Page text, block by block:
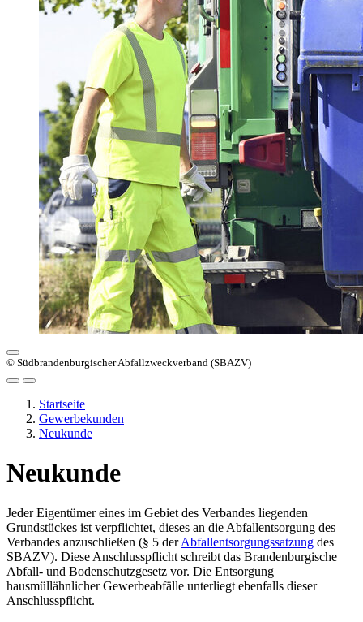
© Südbrandenburgischer Abfallzweckverband (SBAZV)
Startseite
Gewerbekunden
Neukunde
Neukunde
Jeder Eigentümer eines im Gebiet des Verbandes liegenden
Grundstückes ist verpflichtet, dieses an die Abfallentsorgung des
Verbandes anzuschließen (§ 5 derAbfallentsorgungssatzung des
SBAZV). Diese Anschlusspflicht schreibt das Brandenburgische
Abfall- und Bodenschutzgesetz vor. Die Entsorgung
hausmüllähnlicher Gewerbeabfälle unterliegt ebenfalls dieser
Anschlusspflicht.